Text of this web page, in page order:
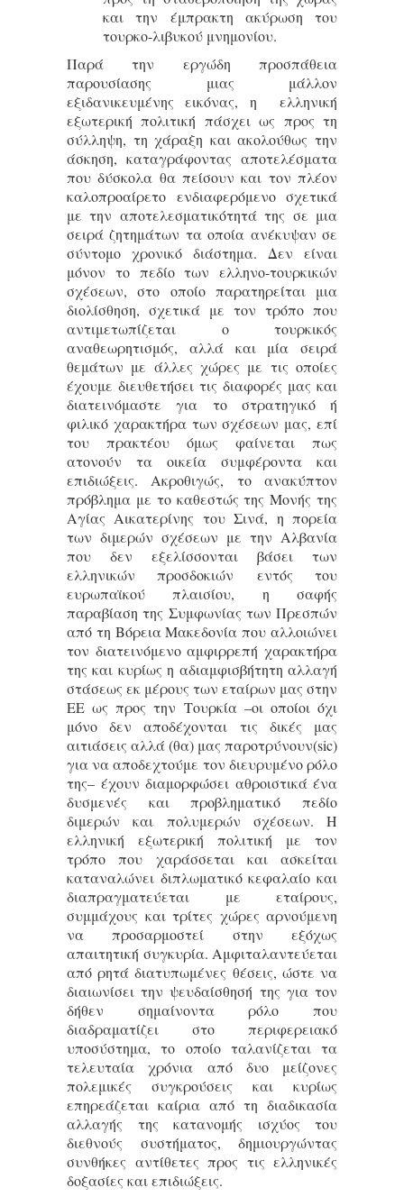
και την έμπρακτη ακύρωση του
τουρκο-λιβυκού μνημονίου.
Παρά την εργώδη προσπάθεια
παρουσίασης μιας μάλλον
εξιδανικευμένης εικόνας, η ελληνική
εξωτερική πολιτική πάσχει ως προς τη
σύλληψη, τη χάραξη και ακολούθως την
άσκηση, καταγράφοντας αποτελέσματα
που δύσκολα θα πείσουν και τον πλέον
καλοπροαίρετο ενδιαφερόμενο σχετικά
με την αποτελεσματικότητά της σε μια
σειρά ζητημάτων τα οποία ανέκυψαν σε
σύντομο χρονικό διάστημα. Δεν είναι
μόνον το πεδίο των ελληνο-τουρκικών
σχέσεων, στο οποίο παρατηρείται μια
διολίσθηση, σχετικά με τον τρόπο που
αντιμετωπίζεται ο τουρκικός
αναθεωρητισμός, αλλά και μία σειρά
θεμάτων με άλλες χώρες με τις οποίες
έχουμε διευθετήσει τις διαφορές μας και
διατεινόμαστε για το στρατηγικό ή
φιλικό χαρακτήρα των σχέσεων μας, επί
του πρακτέου όμως φαίνεται πως
ατονούν τα οικεία συμφέροντα και
επιδιώξεις. Ακροθιγώς, το ανακύπτον
πρόβλημα με το καθεστώς της Μονής της
Αγίας Αικατερίνης του Σινά, η πορεία
των διμερών σχέσεων με την Αλβανία
που δεν εξελίσσονται βάσει των
ελληνικών προσδοκιών εντός του
ευρωπαϊκού πλαισίου, η σαφής
παραβίαση της Συμφωνίας των Πρεσπών
από τη Βόρεια Μακεδονία που αλλοιώνει
τον διατεινόμενο αμφιρρεπή χαρακτήρα
της και κυρίως η αδιαμφισβήτητη αλλαγή
στάσεως εκ μέρους των εταίρων μας στην
ΕΕ ως προς την Τουρκία –οι οποίοι όχι
μόνο δεν αποδέχονται τις δικές μας
αιτιάσεις αλλά (θα) μας παροτρύνουν(sic)
για να αποδεχτούμε τον διευρυμένο ρόλο
της– έχουν διαμορφώσει αθροιστικά ένα
δυσμενές και προβληματικό πεδίο
διμερών και πολυμερών σχέσεων. Η
ελληνική εξωτερική πολιτική με τον
τρόπο που χαράσσεται και ασκείται
καταναλώνει διπλωματικό κεφαλαίο και
διαπραγματεύεται με εταίρους,
συμμάχους και τρίτες χώρες αρνούμενη
να προσαρμοστεί στην εξόχως
απαιτητική συγκυρία. Αμφιταλαντεύεται
από ρητά διατυπωμένες θέσεις, ώστε να
διαιωνίσει την ψευδαίσθησή της για τον
δήθεν σημαίνοντα ρόλο που
διαδραματίζει στο περιφερειακό
υποσύστημα, το οποίο ταλανίζεται τα
τελευταία χρόνια από δυο μείζονες
πολεμικές συγκρούσεις και κυρίως
επηρεάζεται καίρια από τη διαδικασία
αλλαγής της κατανομής ισχύος του
διεθνούς συστήματος, δημιουργώντας
συνθήκες αντίθετες προς τις ελληνικές
δοξασίες και επιδιώξεις.